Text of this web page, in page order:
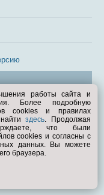
работы сайта и
Более подробную
cookies и правилах
найтиздесь. Продолжая
что были
cookies и согласны с
данных. Вы можете
браузера.